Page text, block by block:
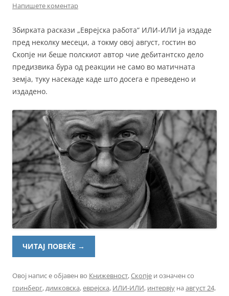
Напишете коментар
Збирката раскази „Еврејска работа“ ИЛИ-ИЛИ ја издаде
пред неколку месеци, а токму овој август, гостин во
Скопје ни беше полскиот автор чие дебитантско дело
предизвика бура од реакции не само во матичната
земја, туку насекаде каде што досега е преведено и
издадено.
ЧИТАЈ ПОВЕЌЕ →
Овој напис е објавен во Книжевност,Скопје и означен со
гринберг, димковска,еврејска, ИЛИ-ИЛИ, интервју на август 24,